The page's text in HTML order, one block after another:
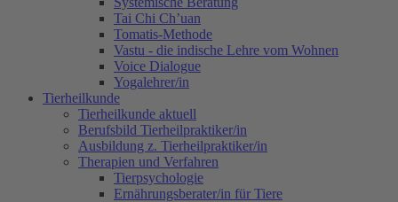
Tai Chi Ch’uan
Tomatis-Methode
Vastu - die indische Lehre vom Wohnen
Voice Dialogue
Yogalehrer/in
Tierheilkunde
Tierheilkunde aktuell
Berufsbild Tierheilpraktiker/in
Ausbildung z. Tierheilpraktiker/in
Therapien und Verfahren
Tierpsychologie
Ernährungsberater/in für Tiere